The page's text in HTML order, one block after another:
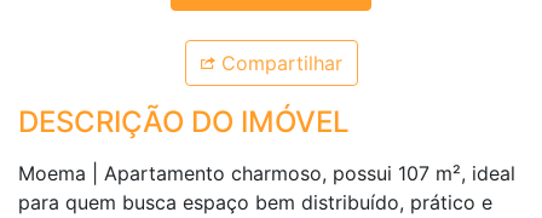
Compartilhar
DESCRIÇÃO DO IMÓVEL
Moema | Apartamento charmoso, possui 107 m², ideal
para quem busca espaço bem distribuído, prático e